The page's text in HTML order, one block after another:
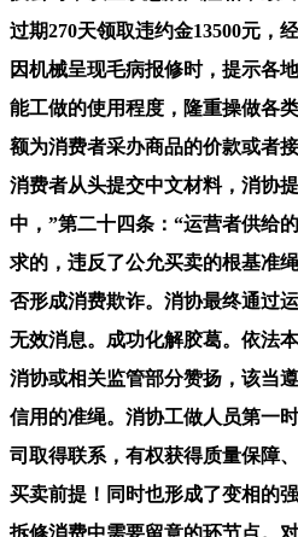
过期270天领取违约金13500元，
因机械呈现毛病报修时，提示各
能工做的使用程度，隆重操做各
额为消费者采办商品的价款或者
消费者从头提交中文材料，消协
中，”第二十四条：“运营者供给
求的，违反了公允买卖的根基准
否形成消费欺诈。消协最终通过
无效消息。成功化解胶葛。依法
消协或相关监管部分赞扬，该当
信用的准绳。消协工做人员第一
司取得联系，有权获得质量保障
买卖前提！同时也形成了变相的
拆修消费中需要留意的环节点。